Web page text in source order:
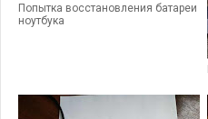
Попытка восстановления батареи
ноутбука